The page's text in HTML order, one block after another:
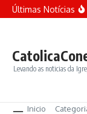
Ir para o conteúdo
Últimas Notícias
Levando as noticias da
Inicio